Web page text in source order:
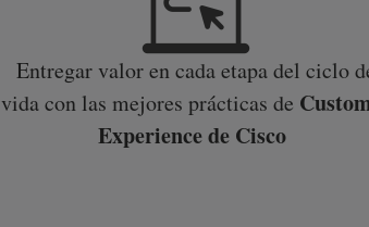
Entregar valor en cada etapa del ciclo
vida con las mejores prácticas de
Experience de Cisco